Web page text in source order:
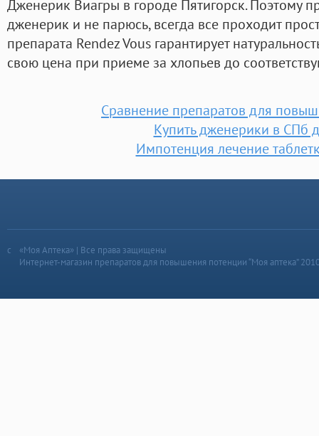
Дженерик Виагры в городе Пятигорск. Поэтому
дженерик и не парюсь, всегда все проходит
препарата Rendez Vous гарантирует
свою цена при приеме за хлопьев до
Сравнение препаратов для
Купить дженерики в СПб
Импотенция лечение
«Моя Аптека» | Все права защищены
Интернет-магазин препаратов для повышения потенции “Моя аптека”